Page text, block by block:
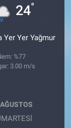
24°
Yer Yer Yağmur
%77
3.00 m/s